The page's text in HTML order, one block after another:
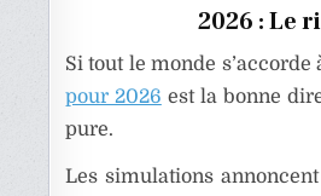
2026 : Le
Si tout le monde
pour 2026 est la bonne
pure.
Les simulations